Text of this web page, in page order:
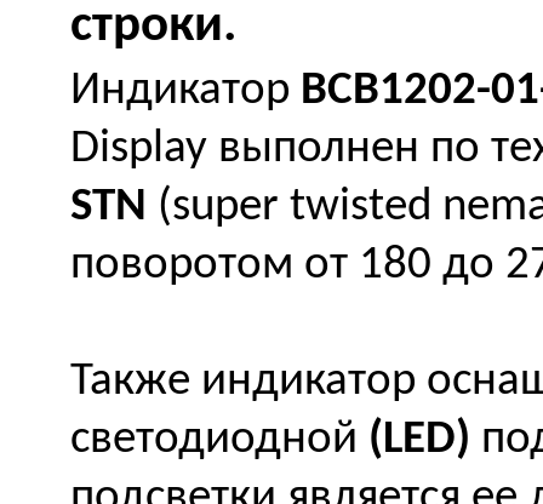
строки.
Индикатор BCB1202-
Display выполнен по
STN (super twisted
поворотом от 180 до
Также индикатор
светодиодной (LED)